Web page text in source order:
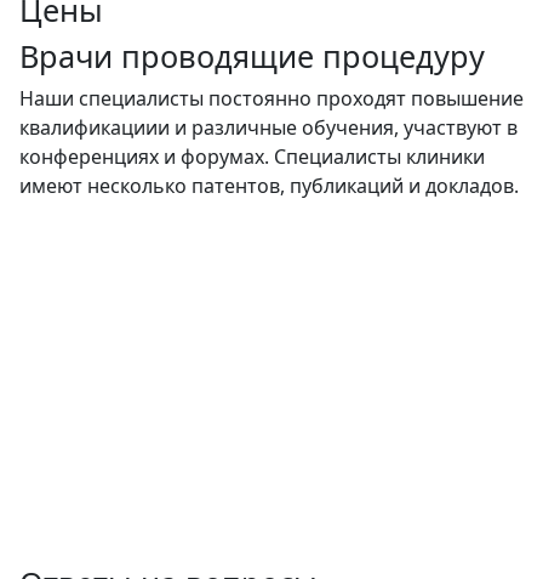
Цены
Врачи проводящие процедуру
Наши специалисты постоянно проходят повышение
квалификациии и различные обучения, участвуют в
конференциях и форумах. Специалисты клиники
имеют несколько патентов, публикаций и докладов.